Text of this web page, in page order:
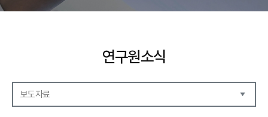
연구원소식
보도자료